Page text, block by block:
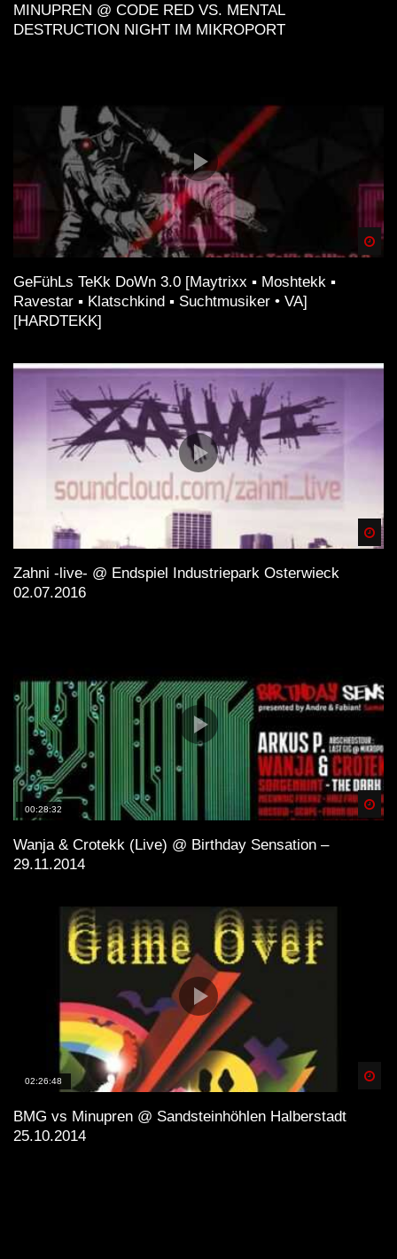
MINUPREN @ CODE RED VS. MENTAL
DESTRUCTION NIGHT IM MIKROPORT
GeFühLs TeKk DoWn 3.0 [Maytrixx ▪ Moshtekk ▪
Ravestar ▪ Klatschkind ▪ Suchtmusiker • VA]
[HARDTEKK]
Zahni -live- @ Endspiel Industriepark Osterwieck
02.07.2016
00:28:32
Wanja & Crotekk (Live) @ Birthday Sensation –
29.11.2014
02:26:48
BMG vs Minupren @ Sandsteinhöhlen Halberstadt
25.10.2014